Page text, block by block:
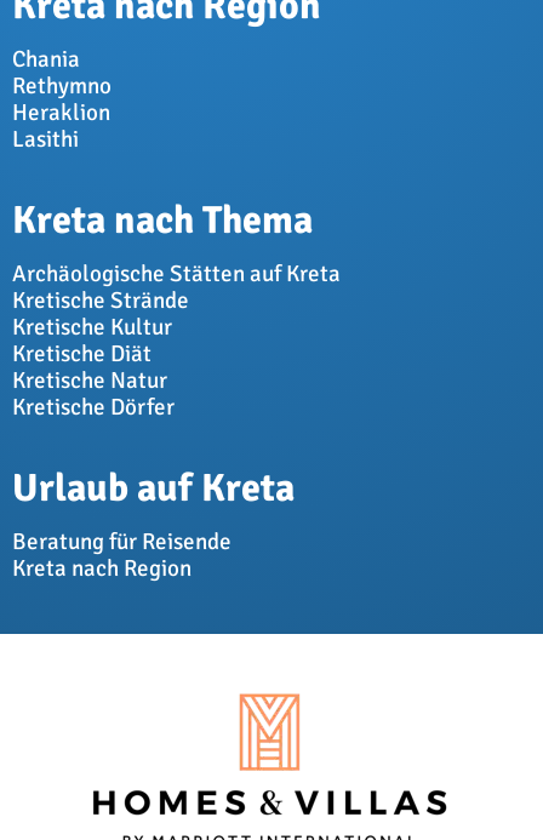
Chania
Rethymno
Heraklion
Lasithi
Kreta nach Thema
Archäologische Stätten auf Kreta
Kretische Strände
Kretische Kultur
Kretische Diät
Kretische Natur
Kretische Dörfer
Urlaub auf Kreta
Beratung für Reisende
Kreta nach Region